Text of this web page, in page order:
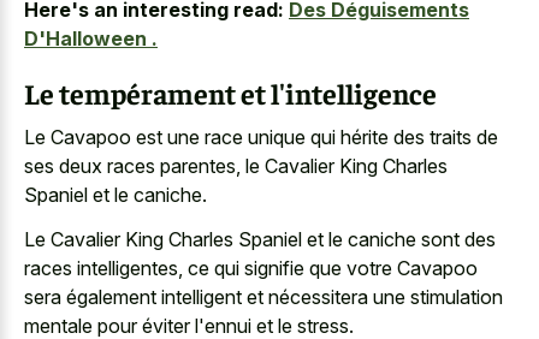
Here's an interesting read: Des Déguisements
D'Halloween .
Le tempérament et l'intelligence
Le Cavapoo est une race unique qui hérite des traits de
ses deux races parentes, le Cavalier King Charles
Spaniel et le caniche.
Le Cavalier King Charles Spaniel et le caniche sont des
races intelligentes, ce qui signifie que votre Cavapoo
sera également intelligent et nécessitera une stimulation
mentale pour éviter l'ennui et le stress.